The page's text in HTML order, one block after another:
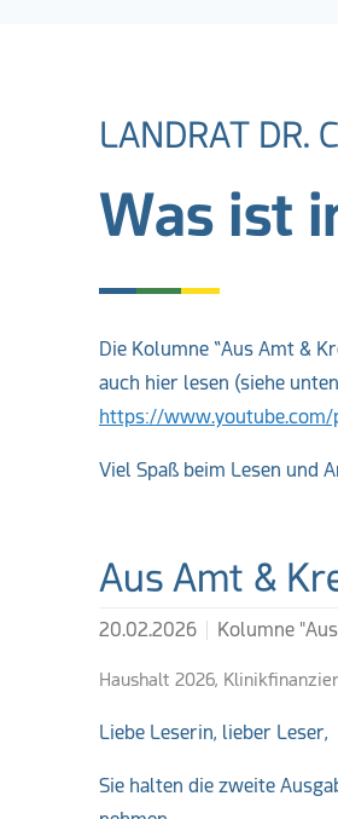
Was ist
LANDRAT DR.
Die Kolumne “Aus Amt &
auch hier lesen (siehe
https://www.youtube.com/
Viel Spaß beim Lesen und
Aus Amt &
20.02.2026 Kolumne
Haushalt 2026,
Liebe Leserin, lieber Leser,
Sie halten die zweite